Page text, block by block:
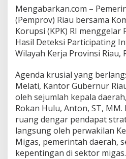
Mengabarkan.com –
(Pemprov) Riau bersama
Korupsi (KPK) RI menggelar
Hasil Deteksi Participating
Wilayah Kerja Provinsi Riau,
Agenda krusial yang
Melati, Kantor Gubernur
oleh sejumlah kepala
Rokan Hulu, Anton, ST,
ruang dengar pendapat
langsung oleh perwakilan
Migas, pemerintah daerah,
kepentingan di sektor migas.